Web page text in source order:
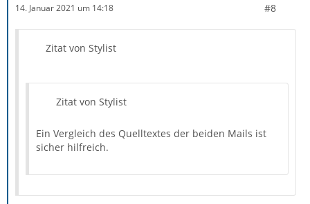
14. Januar 2021 um 14:18 #8
Zitat von Stylist
Zitat von Stylist
Ein Vergleich des Quelltextes der beiden Mails ist
sicher hilfreich.